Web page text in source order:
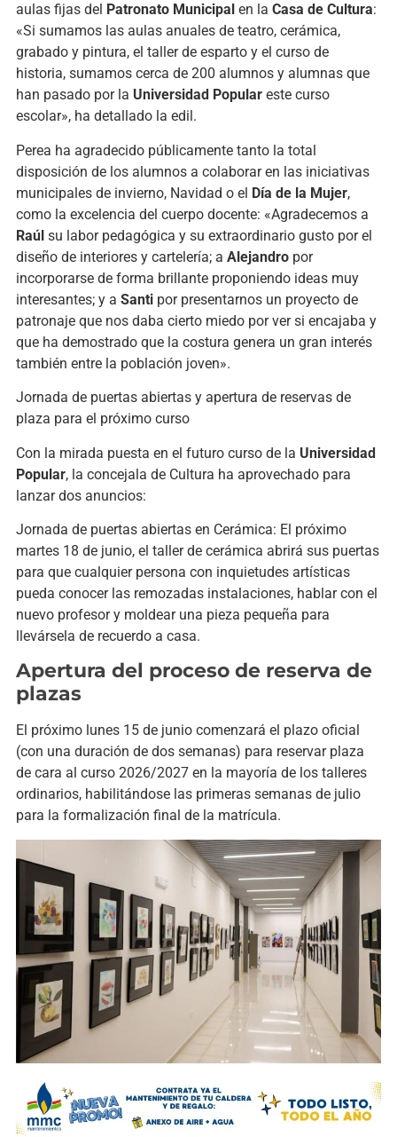
aulas fijas del Patronato Municipal en la Casa de Cultura:
«Si sumamos las aulas anuales de teatro, cerámica,
grabado y pintura, el taller de esparto y el curso de
historia, sumamos cerca de 200 alumnos y alumnas que
han pasado por la Universidad Populareste curso
escolar», ha detallado la edil.
Perea ha agradecido públicamente tanto la total
disposición de los alumnos a colaborar en las iniciativas
municipales de invierno, Navidad o el Día de la Mujer,
como la excelencia del cuerpo docente: «Agradecemos a
Raúlsu labor pedagógica y su extraordinario gusto por el
diseño de interiores y cartelería; a Alejandropor
incorporarse de forma brillante proponiendo ideas muy
interesantes; y a Santipor presentarnos un proyecto de
patronaje que nos daba cierto miedo por ver si encajaba y
que ha demostrado que la costura genera un gran interés
también entre la población joven».
Jornada de puertas abiertas y apertura de reservas de
plaza para el próximo curso
Con la mirada puesta en el futuro curso de la Universidad
Popular, la concejala de Cultura ha aprovechado para
lanzar dos anuncios:
Jornada de puertas abiertas en Cerámica: El próximo
martes 18 de junio, el taller de cerámica abrirá sus puertas
para que cualquier persona con inquietudes artísticas
pueda conocer las remozadas instalaciones, hablar con el
nuevo profesor y moldear una pieza pequeña para
llevársela de recuerdo a casa.
Apertura del proceso de reserva de
plazas
El próximo lunes 15 de junio comenzará el plazo oficial
(con una duración de dos semanas) para reservar plaza
de cara al curso 2026/2027 en la mayoría de los talleres
ordinarios, habilitándose las primeras semanas de julio
para la formalización final de la matrícula.